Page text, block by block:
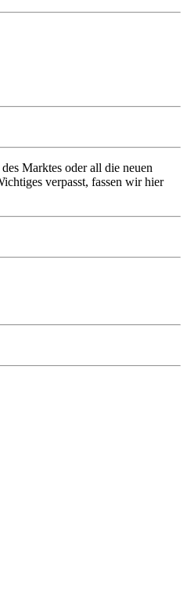
Marktes oder all die neuen
verpasst, fassen wir hier